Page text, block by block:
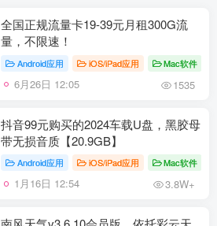
全国正规流量卡19-39元月租300G流
量，不限速！
Android应用 iOS/iPad应用 Mac软件
6月26日 12:05 1535
抖音99元购买的2024车载U盘，黑胶母
带无损音质【20.9GB】
Android应用 iOS/iPad应用 Mac软件
1月16日 12:54 3.8W+